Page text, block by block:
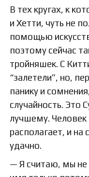
В тех кругах, к
и Хетти, чуть не
помощью
поэтому сейчас
тройняшек. С
“залетели”, но,
панику и
случайность. Это
лучшему. Человек
располагает, и на
удачно.
— Я считаю, мы не